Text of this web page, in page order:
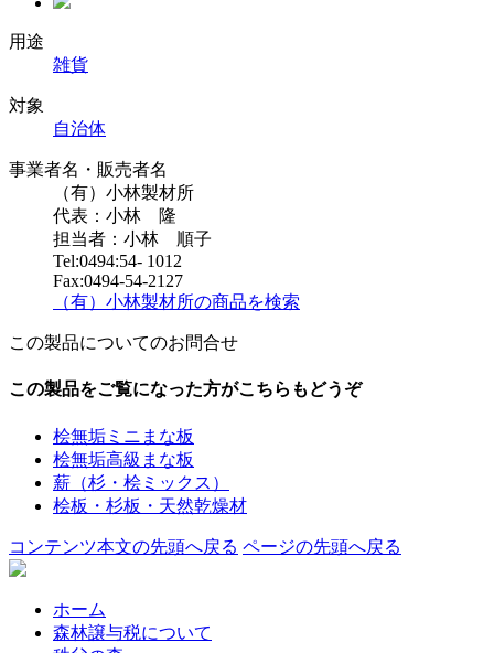
用途
雑貨
対象
自治体
事業者名・販売者名
（有）小林製材所
代表：小林 隆
担当者：小林 順子
Tel:0494:54- 1012
Fax:0494-54-2127
（有）小林製材所の商品を検索
この製品についてのお問合せ
この製品をご覧になった方がこちらもどうぞ
桧無垢ミニまな板
桧無垢高級まな板
薪（杉・桧ミックス）
桧板・杉板・天然乾燥材
コンテンツ本文の先頭へ戻る ページの先頭へ戻る
ホーム
森林譲与税について